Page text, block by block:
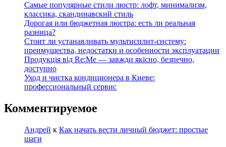
Самые популярные стили люстр: лофт, минимализм,
классика, скандинавский стиль
Дорогая или бюджетная люстра: есть ли реальная
разница?
Стоит ли устанавливать мультисплит-систему:
преимущества, недостатки и особенности эксплуатации
Продукція від Re:Me — завжди якісно, безпечно,
доступно
Уход и чистка кондиционера в Киеве:
профессиональный сервис
Комментируемое
Андрей к Как начать вести личный бюджет: простые
шаги